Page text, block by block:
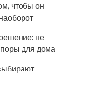
чтобы он
не
для дома